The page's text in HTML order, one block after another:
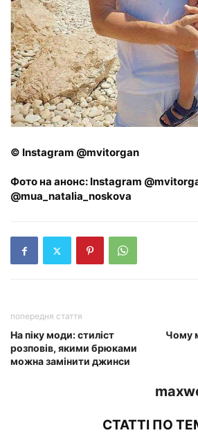
© Instagram @mvitorgan
Фото на анонс: Instagram
@mua_natalia_noskova
попередня стаття
На піку моди: стиліст
розповів, якими брюками
можна замінити джинси
Чому
СТАТТІ ПО